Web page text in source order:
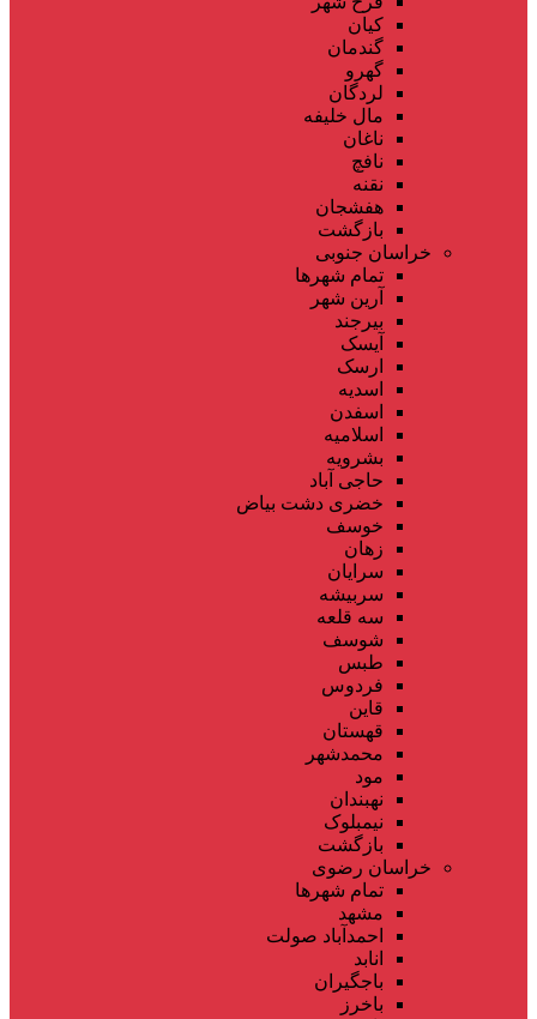
کیان
گندمان
گهرو
لردگان
مال خلیفه
ناغان
نافچ
نقنه
هفشجان
بازگشت
خراسان جنوبی
تمام شهر‌ها
آرین شهر
بیرجند
آیسک
ارسک
اسدیه
اسفدن
اسلامیه
بشرویه
حاجی آباد
خضری دشت بیاض
خوسف
زهان
سرایان
سربیشه
سه قلعه
شوسف
طبس
فردوس
قاین
قهستان
محمدشهر
مود
نهبندان
نیمبلوک
بازگشت
خراسان رضوی
تمام شهر‌ها
مشهد
احمدآباد صولت
انابد
باجگیران
باخرز